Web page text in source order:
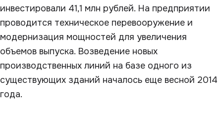
инвестировали 41,1 млн рублей. На предприятии
проводится техническое перевооружение и
модернизация мощностей для увеличения
объемов выпуска. Возведение новых
производственных линий на базе одного из
существующих зданий началось еще весной 2014
года.